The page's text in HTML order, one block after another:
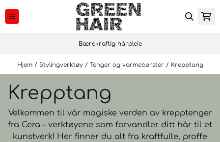
Hopp til innhold
Bærekraftig hårpleie
Hjem / Stylingverktøy / Tenger og varmebørster / Krepptang
Krepptang
Velkommen til vår magiske verden av krepptenger
fra Cera – verktøyene som forvandler ditt hår til et
kunstverk! Her finner du alt fra kraftfulle, proffe